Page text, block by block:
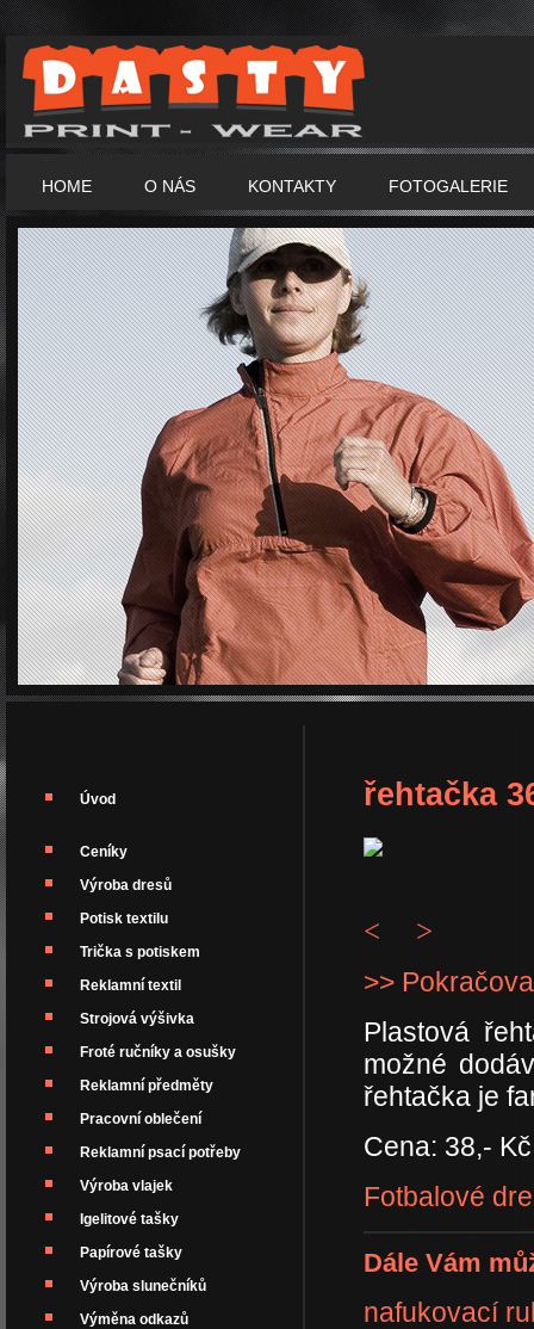
HOME O NÁS KONTAKTY FOTOGALERIE
Úvod
Ceníky
Výroba dresů
Potisk textilu
Trička s potiskem
Reklamní textil
Strojová výšivka
Froté ručníky a osušky
Reklamní předměty
Pracovní oblečení
Reklamní psací potřeby
Výroba vlajek
Igelitové tašky
Papírové tašky
Výroba slunečníků
Výměna odkazů
řehtačka
< >
>>
Plastová
možné
řehtačka je
Cena: 38,- Kč
Fotbalové
Dále Vám
nafukovací